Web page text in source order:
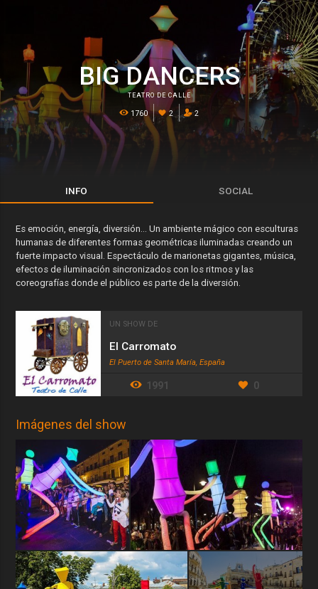
BIG DANCERS
TEATRO DE CALLE
1760 2 2
INFO SOCIAL
Es emoción, energía, diversión... Un ambiente mágico con esculturas
humanas de diferentes formas geométricas iluminadas creando un
fuerte impacto visual. Espectáculo de marionetas gigantes, música,
efectos de iluminación sincronizados con los ritmos y las
coreografías donde el público es parte de la diversión.
UN SHOW DE
El Carromato
El Puerto de Santa María, España
1991 0
Imágenes del show